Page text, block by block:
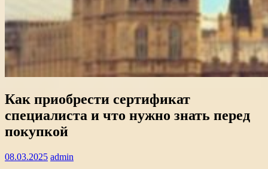
Как приобрести сертификат
специалиста и что нужно знать перед
покупкой
08.03.2025 admin